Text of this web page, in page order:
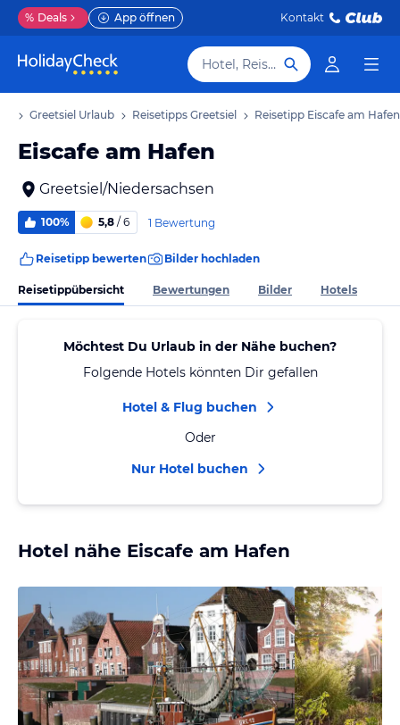
% Deals App öffnen Kontakt
Hotel, Reiseziel
Greetsiel Urlaub Reisetipps Greetsiel Reisetipp Eiscafe am Hafen
Eiscafe am Hafen
Greetsiel/Niedersachsen
100% 5,8 / 6 1 Bewertung
Reisetipp bewerten Bilder hochladen
Reisetippübersicht Bewertungen Bilder Hotels
Möchtest Du Urlaub in der Nähe buchen?
Folgende Hotels könnten Dir gefallen
Hotel & Flug buchen
Oder
Nur Hotel buchen
Hotel nähe Eiscafe am Hafen